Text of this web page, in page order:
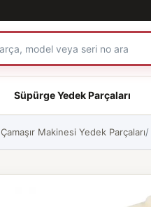
Süpürge Yedek Parçaları
Çamaşır Makinesi Yedek Parçaları